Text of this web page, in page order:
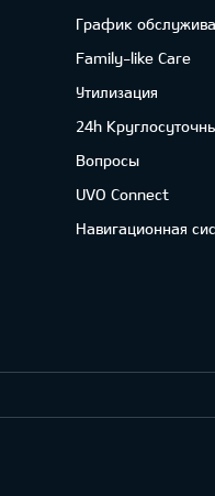
График
Family-like Care
Утилизация
24h
Вопросы
UVO Connect
Навигационная